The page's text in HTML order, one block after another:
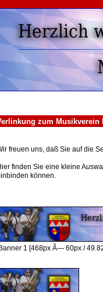
zum Musikverein
freuen uns, daß Sie auf die
finden Sie eine kleine
können.
Banner 1 [468px Ã— 60px /